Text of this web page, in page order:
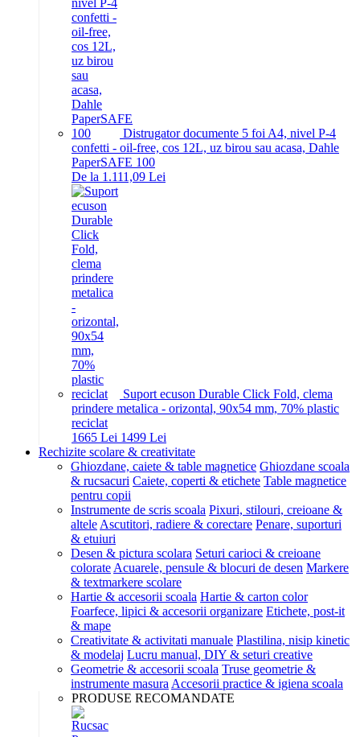
Distrugator documente 5 foi A4, nivel P-4
confetti - oil-free, cos 12L, uz birou sau acasa, Dahle
PaperSAFE 100
De la 1.111,09 Lei
Suport ecuson Durable Click Fold, clema
prindere metalica - orizontal, 90x54 mm, 70% plastic
reciclat
1665 Lei 1499 Lei
Rechizite scolare & creativitate
Ghiozdane, caiete & table magnetice Ghiozdane scoala
& rucsacuri Caiete, coperti & etichete Table magnetice
pentru copii
Instrumente de scris scoala Pixuri, stilouri, creioane &
altele Ascutitori, radiere & corectare Penare, suporturi
& etuiuri
Desen & pictura scolara Seturi carioci & creioane
colorate Acuarele, pensule & blocuri de desen Markere
& textmarkere scolare
Hartie & accesorii scoala Hartie & carton color
Foarfece, lipici & accesorii organizare Etichete, post-it
& mape
Creativitate & activitati manuale Plastilina, nisip kinetic
& modelaj Lucru manual, DIY & seturi creative
Geometrie & accesorii scoala Truse geometrie &
instrumente masura Accesorii practice & igiena scoala
PRODUSE RECOMANDATE